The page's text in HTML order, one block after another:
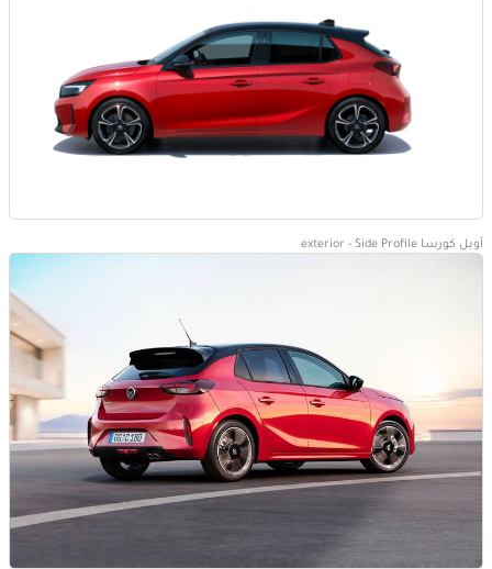
أوبل كورسا exterior - Side Profile